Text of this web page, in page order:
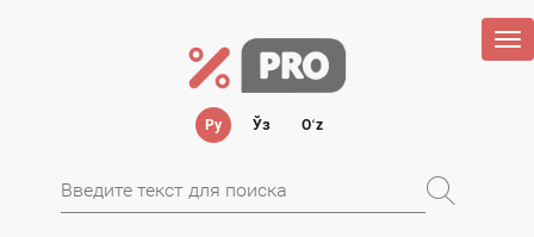
Ру Ўз Oʻz